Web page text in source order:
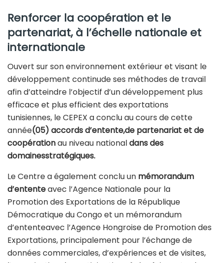
Renforcer la coopération et le
partenariat, à l’échelle nationale et
internationale
Ouvert sur son environnement extérieur et visant le
développement continude ses méthodes de travail
afin d’atteindre l’objectif d’un développement plus
efficace et plus efficient des exportations
tunisiennes, le CEPEX a conclu au cours de cette
année(05) accords d’entente,de partenariat et de
coopérationau niveau nationaldans des
domainesstratégiques.
Le Centre a également conclu un mémorandum
d’ententeavec l’Agence Nationale pour la
Promotion des Exportations de la République
Démocratique du Congo et un mémorandum
d’ententeavec l’Agence Hongroise de Promotion des
Exportations, principalement pour l’échange de
données commerciales, d’expériences et de visites,